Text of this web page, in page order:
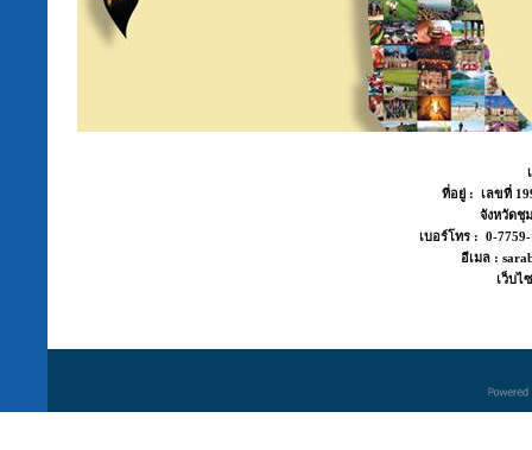
ที่อยู่ : เลขที่
จังหวัด
เบอร์โทร : 0-
อีเมล :
เว็บไ